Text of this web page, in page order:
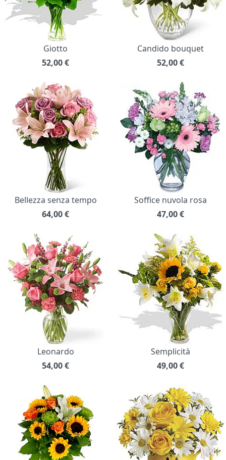
Giotto
52,00€
Candido bouquet
52,00€
Bellezza senza tempo
64,00€
Soffice nuvola rosa
47,00€
Leonardo
54,00€
Semplicità
49,00€